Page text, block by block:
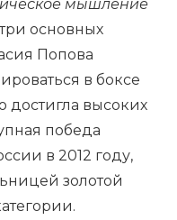
мышление
три основных
Попова
в боксе
достигла высоких
победа
в 2012 году,
золотой